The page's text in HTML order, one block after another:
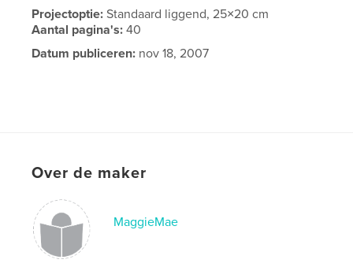
Projectoptie:Standaard liggend, 25×20 cm
Aantal pagina's:40
Datum publiceren: nov 18, 2007
Over de maker
MaggieMae